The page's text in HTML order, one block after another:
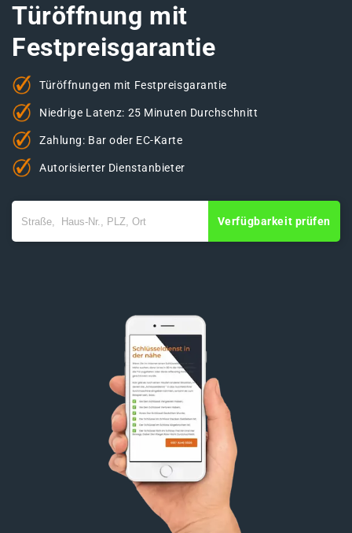
Türöffnung mit
Festpreisgarantie
Türöffnungen mit Festpreisgarantie
Niedrige Latenz: 25 Minuten Durchschnitt
Zahlung: Bar oder EC-Karte
Autorisierter Dienstanbieter
Verfügbarkeit prüfen